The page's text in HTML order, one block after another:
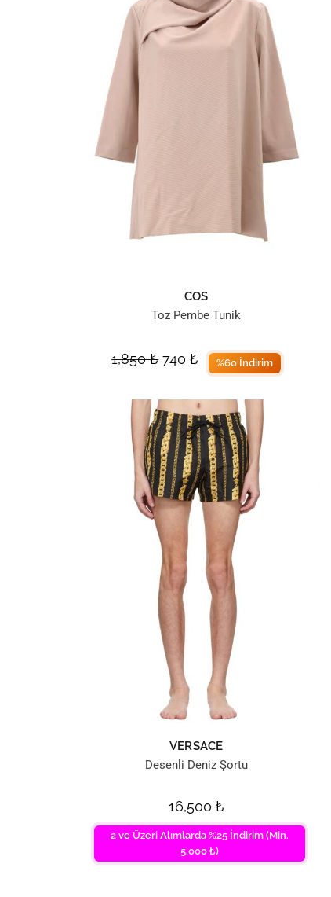
COS
Toz Pembe Tunik
1,850₺ 740₺ %60 İndirim
VERSACE
Desenli Deniz Şortu
16,500 ₺
2 ve Üzeri Alımlarda %25 İndirim (Min.
5,000 ₺)